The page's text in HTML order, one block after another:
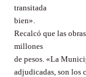
transitada
bien».
Recalcó que las
millones
de pesos. «La
adjudicadas, son los